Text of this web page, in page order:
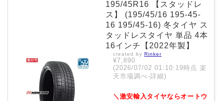
195/45R16 【スタッドレ
ス】 (195/45/16 195-45-
16 195/45-16) 冬タイヤ ス
タッドレスタイヤ 単品 4本
16インチ【2022年製】
created by Rinker
¥7,890
(2026/07/02 01:10:19時点 楽
天市場調べ-詳細)
＼激安輸入タイヤならオートウ